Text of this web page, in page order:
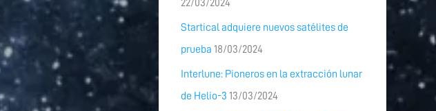
22/03/2024
Startical adquiere nuevos satélites de
prueba 18/03/2024
Interlune: Pioneros en la extracción lunar
de Helio-3 13/03/2024